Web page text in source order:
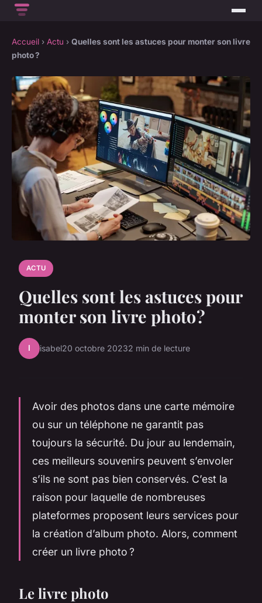
Accueil › Actu › Quelles sont les astuces pour monter son livre
photo ?
ACTU
Quelles sont les astuces pour
monter son livre photo ?
I isabel20 octobre 20232 min de lecture
Avoir des photos dans une carte mémoire
ou sur un téléphone ne garantit pas
toujours la sécurité. Du jour au lendemain,
ces meilleurs souvenirs peuvent s’envoler
s’ils ne sont pas bien conservés. C’est la
raison pour laquelle de nombreuses
plateformes proposent leurs services pour
la création d’album photo. Alors, comment
créer un livre photo ?
Le livre photo